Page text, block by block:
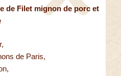
de Filet mignon de porc et
de Paris,